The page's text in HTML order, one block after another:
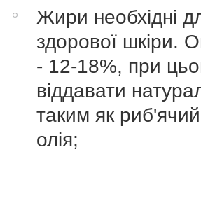
Жири необхідні
здорової шкіри.
- 12-18%, при
віддавати
таким як
олія;